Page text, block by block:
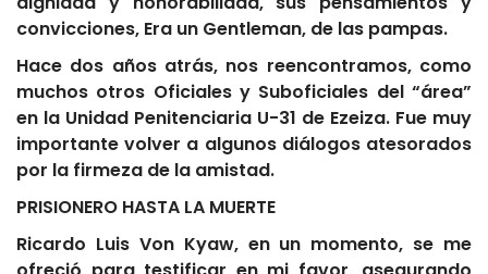
convicciones, Era un Gentleman, de las pampas.
Hace dos años atrás, nos reencontramos, como
muchos otros Oficiales y Suboficiales del “área”
en la Unidad Penitenciaria U-31 de Ezeiza. Fue muy
importante volver a algunos diálogos atesorados
por la firmeza de la amistad.
PRISIONERO HASTA LA MUERTE
Ricardo Luis Von Kyaw, en un momento, se me